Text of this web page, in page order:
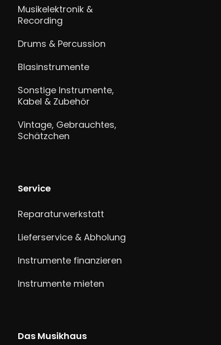
Musikelektronik &
Recording
Drums & Percussion
Blasinstrumente
Sonstige Instrumente,
Kabel & Zubehör
Vintage, Gebrauchtes,
Schätzchen
Service
Reparaturwerkstatt
Lieferservice & Abholung
Instrumente finanzieren
Instrumente mieten
Das Musikhaus